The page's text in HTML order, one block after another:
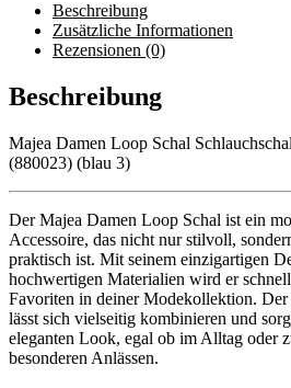
Beschreibung
Zusätzliche Informationen
Rezensionen (0)
Beschreibung
Majea Damen Loop Schal
(880023) (blau 3)
Der Majea Damen Loop Schal ist ein
Accessoire, das nicht nur stilvoll,
praktisch ist. Mit seinem einzigartigen
hochwertigen Materialien wird er
Favoriten in deiner Modekollektion. Der
lässt sich vielseitig kombinieren und
eleganten Look, egal ob im Alltag oder
besonderen Anlässen.